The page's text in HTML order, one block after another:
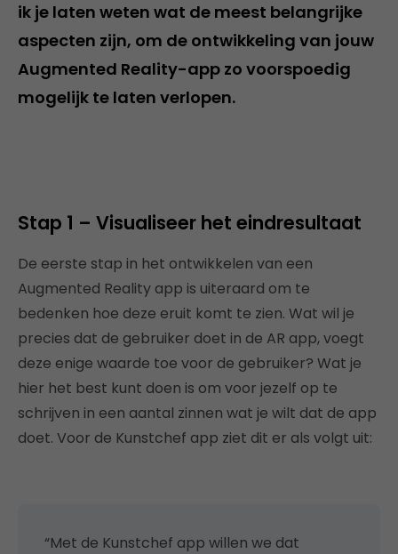
ik je laten weten wat de meest belangrijke
aspecten zijn, om de ontwikkeling van jouw
Augmented Reality-app zo voorspoedig
mogelijk te laten verlopen.
Stap 1 – Visualiseer het eindresultaat
De eerste stap in het ontwikkelen van een
Augmented Reality app is uiteraard om te
bedenken hoe deze eruit komt te zien. Wat wil je
precies dat de gebruiker doet in de AR app, voegt
deze enige waarde toe voor de gebruiker? Wat je
hier het best kunt doen is om voor jezelf op te
schrijven in een aantal zinnen wat je wilt dat de app
doet. Voor de Kunstchef app ziet dit er als volgt uit:
“Met de Kunstchef app willen we dat